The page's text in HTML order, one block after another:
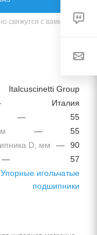
свяжутся с вами и
Italcuscinetti Group
Италия
—
55
—
55
D, мм
—
90
—
57
Упорные игольчатые
подшипники